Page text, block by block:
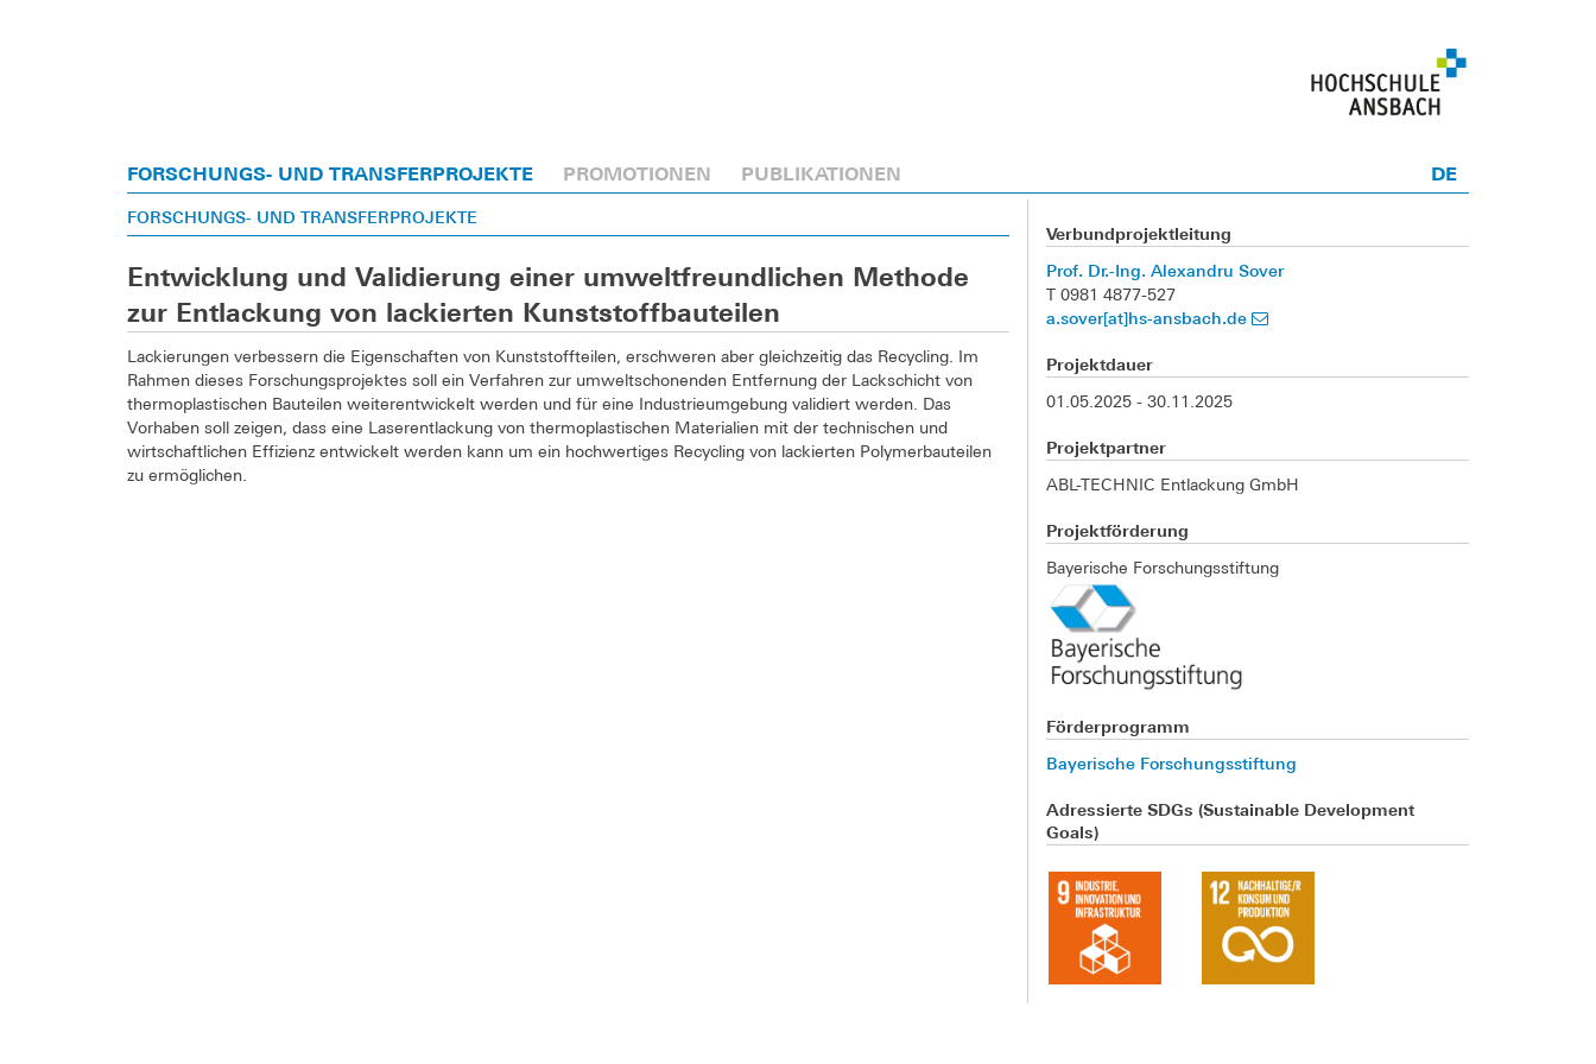
FORSCHUNGS- UND TRANSFERPROJEKTE PROMOTIONEN PUBLIKATIONEN DE
FORSCHUNGS- UND TRANSFERPROJEKTE
Entwicklung und Validierung einer umweltfreundlichen Methode
zur Entlackung von lackierten Kunststoffbauteilen
Lackierungen verbessern die Eigenschaften von Kunststoffteilen, erschweren aber gleichzeitig das Recycling. Im
Rahmen dieses Forschungsprojektes soll ein Verfahren zur umweltschonenden Entfernung der Lackschicht von
thermoplastischen Bauteilen weiterentwickelt werden und für eine Industrieumgebung validiert werden. Das
Vorhaben soll zeigen, dass eine Laserentlackung von thermoplastischen Materialien mit der technischen und
wirtschaftlichen Effizienz entwickelt werden kann um ein hochwertiges Recycling von lackierten Polymerbauteilen
zu ermöglichen.
Verbundprojektleitung
Prof. Dr.-Ing. Alexandru Sover
T 0981 4877-527
a.sover[at]hs-ansbach.de
Projektdauer
01.05.2025 - 30.11.2025
Projektpartner
ABL-TECHNIC Entlackung GmbH
Projektförderung
Bayerische Forschungsstiftung
Förderprogramm
Bayerische Forschungsstiftung
Adressierte SDGs (Sustainable Development
Goals)